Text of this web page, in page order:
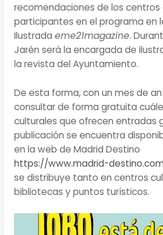
recomendaciones de los centros
participantes en el programa en
Ilustrada eme21magazine.
Jarén será la encargada de
la revista del Ayuntamiento.
De esta forma, con un mes de
consultar de forma gratuita
culturales que ofrecen entradas
publicación se encuentra
en la web de Madrid Destino
https://www.madrid-
se distribuye tanto en centros
bibliotecas y puntos turísticos.